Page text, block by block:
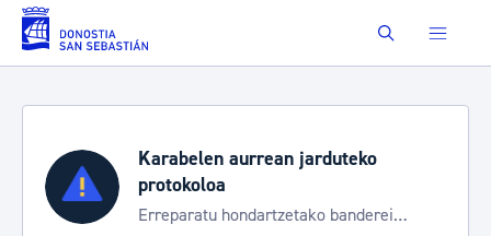
Eduki nagusira joan Buscar
Karabelen aurrean jarduteko
protokoloa
Erreparatu hondartzetako banderei